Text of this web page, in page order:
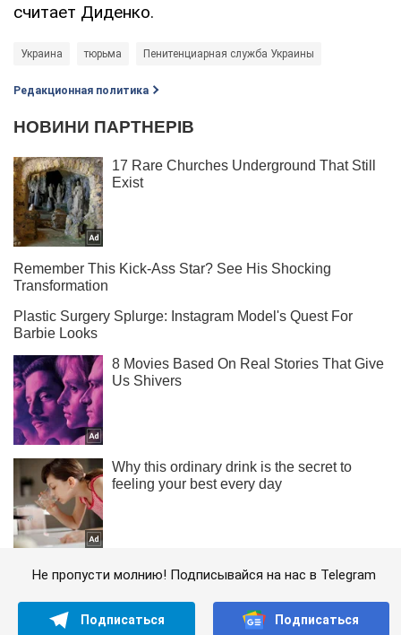
считает Диденко.
Украина тюрьма Пенитенциарная служба Украины
Редакционная политика
Не пропусти молнию! Подписывайся на нас в Telegram
Подписаться Подписаться